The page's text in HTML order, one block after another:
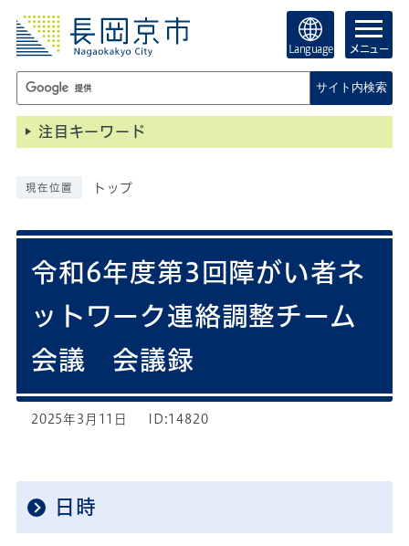
Language メニュー
サイト内検索
注目キーワード
現在位置 トップ
令和6年度第3回障がい者ネ
ットワーク連絡調整チーム
会議 会議録
2025年3月11日 ID:14820
日時